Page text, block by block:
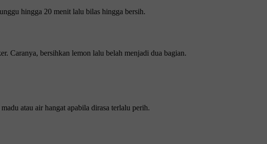
hingga 20 menit lalu bilas hingga bersih.
Caranya, bersihkan lemon lalu belah menjadi dua bagian.
atau air hangat apabila dirasa terlalu perih.